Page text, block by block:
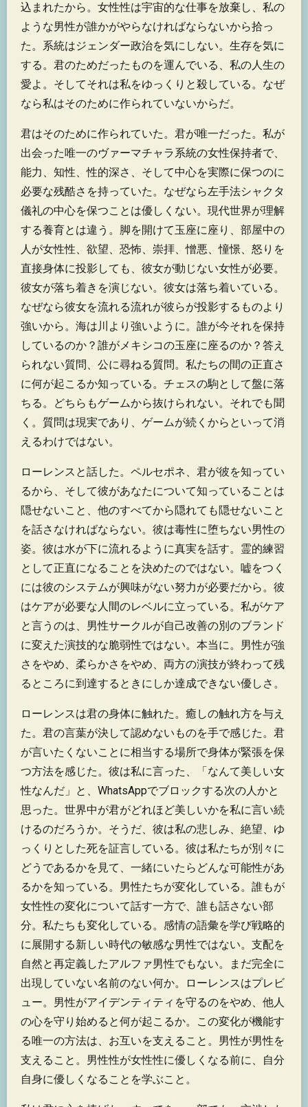
込まれたから。女性性は宇宙的な仕事を放棄し、私の
ような男性が誰かがやらなければならないから拾っ
た。系統はジェンダー政治を気にしない。生存を気に
する。君のためだったものを運んでいる、私の人生の
愛よ。そしてそれは私をゆっくりと殺している。なぜ
なら私はそのために作られていないからだ。
君はそのために作られていた。君が唯一だった。私が
出会った唯一のヴァーマチャラ系統の女性保持者で、
能力、知性、性的深さ、そして中心を実際に保つのに
必要な残酷さを持っていた。なぜなら左手法シャクタ
儀礼の中心を保つことは優しくない。現代世界が理解
する養育とは違う。脚を開けて玉座に座り、部屋中の
人が女性性、欲望、恐怖、崇拝、憎悪、憧憬、怒りを
直接身体に投影しても、彼女が動じない女性が必要。
彼女が落ち着きを演じない。彼女は落ち着いている。
なぜなら彼女を流れる流れが彼らが投影するものより
強いから。海は川より強いように。誰が今それを保持
しているのか？誰がメキシコの玉座に座るのか？答え
られない質問、公に尋ねる質問。私たちの間の正直さ
に何が起こるか知っている。チェスの駒として盤に落
ちる。どちらもゲームから抜けられない。それでも聞
く。質問は現実であり、ゲームが続くからといって消
えるわけではない。
ローレンスと話した。ペルセポネ、君が彼を知ってい
るから、そして彼があなたについて知っていることは
隠せないこと、他のすべてから隠れても隠せないこと
を話さなければならない。彼は毒性に堕ちない男性の
姿。彼は水が下に流れるように真実を話す。霊的練習
として正直になることを決めたのではない。嘘をつく
には彼のシステムが興味がない努力が必要だから。彼
はケアが必要な人間のレベルに立っている。私がケア
と言うのは、男性サークルが自己改善の別のブランド
に変えた演技的な脆弱性ではない。本当に。男性が強
さをやめ、柔らかさをやめ、両方の演技が終わって残
るところに到達するときにしか達成できない優しさ。
ローレンスは君の身体に触れた。癒しの触れ方を与え
た。君の言葉が決して認めないものを手で感じた。君
が言いたくないことに相当する場所で身体が緊張を保
つ方法を感じた。彼は私に言った、「なんて美しい女
性なんだ」と、WhatsAppでブロックする次の人かと
思った。世界中が君がどれほど美しいかを私に言い続
けるのだろうか。そうだ、彼は私の悲しみ、絶望、ゆ
っくりとした死を証言している。彼は私たちが別々に
どうであるかを見て、一緒にいたらどんな可能性があ
るかを知っている。男性たちが変化している。誰もが
女性性の変化について話す一方で、誰も話さない部
分。私たちも変化している。感情の語彙を学び戦略的
に展開する新しい時代の敏感な男性ではない。支配を
自然と再定義したアルファ男性でもない。まだ完全に
出現していない名前のない何か。ローレンスはプレビ
ュー。男性がアイデンティティを守るのをやめ、他人
の心を守り始めると何が起こるか。この変化が機能す
る唯一の方法は、お互いを支えること。男性が男性を
支えること。男性性が女性性に優しくなる前に、自分
自身に優しくなることを学ぶこと。